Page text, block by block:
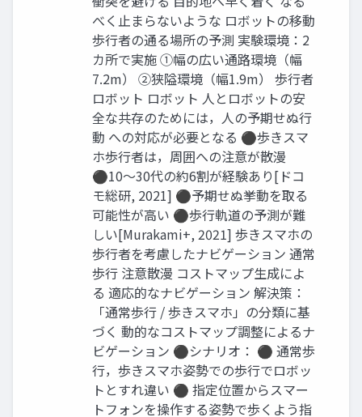
べく止まらないような ロボットの移動
歩行者の通る場所の予測 実験環境：2
カ所で実施 ①幅の広い通路環境（幅
7.2m） ②狭隘環境（幅1.9m） 歩行者
ロボット ロボット 人とロボットの安
全な共存のためには，人の予期せぬ行
動 への対応が必要となる ⚫歩きスマ
ホ歩行者は，周囲への注意が散漫
⚫10～30代の約6割が経験あり[ドコ
モ総研, 2021] ⚫予期せぬ挙動を取る
可能性が高い ⚫歩行軌道の予測が難
しい[Murakami+, 2021] 歩きスマホの
歩行者を考慮したナビゲーション 通常
歩行 注意散漫 コストマップ生成によ
る 適応的なナビゲーション 解決策：
「通常歩行 / 歩きスマホ」の分類に基
づく 動的なコストマップ調整によるナ
ビゲーション ⚫シナリオ： ⚫ 通常歩
行，歩きスマホ姿勢での歩行でロボッ
トとすれ違い ⚫ 指定位置からスマー
トフォンを操作する姿勢で歩くよう指